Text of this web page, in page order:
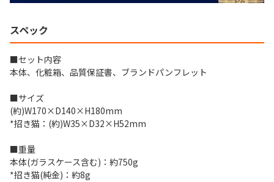
スペック
■セット内容
本体、化粧箱、品質保証書、ブランドパンフレット
■サイズ
(約)W170×D140×H180mm
*招き猫：(約)W35×D32×H52mm
■重量
本体(ガラスケース含む)：約750g
*招き猫(純金)：約8g